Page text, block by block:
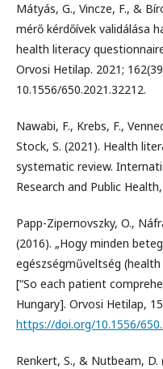
Mátyás, G., Vincze, F., &
mérő kérdőívek validálása
health literacy
Orvosi Hetilap. 2021;
10.1556/650.2021.32212.
Nawabi, F., Krebs, F.,
Stock, S. (2021). Health
systematic review.
Research and Public
Papp-Zipernovszky, O.,
(2016). „Hogy minden
egészségműveltség
[“So each patient
Hungary]. Orvosi Hetilap,
https://doi.org/10.1556/
Renkert, S., & Nutbeam,